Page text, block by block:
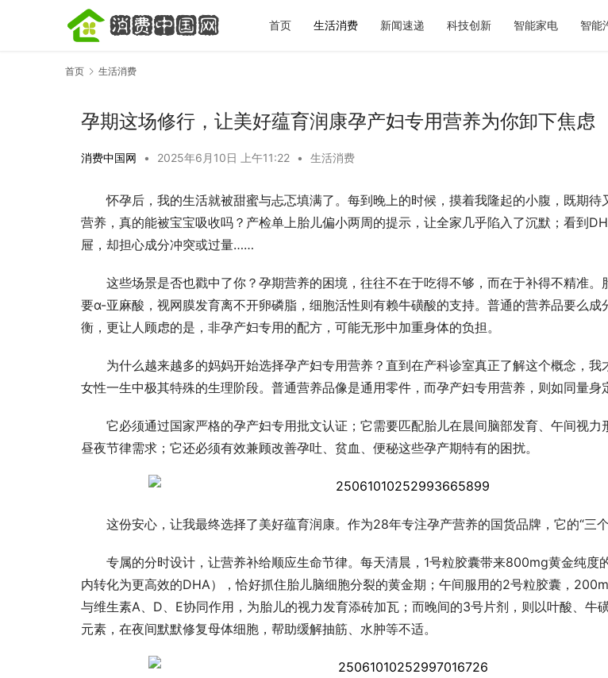
首页 生活消费 新闻速递 科技创新 智能家电 智能
首页 生活消费
孕期这场修行，让美好蕴育润康孕产妇专用营养为你卸下焦虑
消费中国网 • 2025年6月10日 上午11:22 • 生活消费
怀孕后，我的生活就被甜蜜与忐忑填满了。每到晚上的时候，摸着我隆起的小腹，既期待
营养，真的能被宝宝吸收吗？产检单上胎儿偏小两周的提示，让全家几乎陷入了沉默；看到
屉，却担心成分冲突或过量……
这些场景是否也戳中了你？孕期营养的困境，往往不在于吃得不够，而在于补得不精准。
要α-亚麻酸，视网膜发育离不开卵磷脂，细胞活性则有赖牛磺酸的支持。普通的营养品要么成
衡，更让人顾虑的是，非孕产妇专用的配方，可能无形中加重身体的负担。
为什么越来越多的妈妈开始选择孕产妇专用营养？直到在产科诊室真正了解这个概念，我
女性一生中极其特殊的生理阶段。普通营养品像是通用零件，而孕产妇专用营养，则如同量身
它必须通过国家严格的孕产妇专用批文认证；它需要匹配胎儿在晨间脑部发育、午间视力
昼夜节律需求；它还必须有效兼顾改善孕吐、贫血、便秘这些孕产期特有的困扰。
这份安心，让我最终选择了美好蕴育润康。作为28年专注孕产营养的国货品牌，它的“三个
专属的分时设计，让营养补给顺应生命节律。每天清晨，1号粒胶囊带来800mg黄金纯度
内转化为更高效的DHA），恰好抓住胎儿脑细胞分裂的黄金期；午间服用的2号粒胶囊，
与维生素A、D、E协同作用，为胎儿的视力发育添砖加瓦；而晚间的3号片剂，则以叶酸、牛
元素，在夜间默默修复母体细胞，帮助缓解抽筋、水肿等不适。
2026青岛大码婚纱摄影选型参考：玛格摄
影的服务模式与价格体系
2026青岛显
的专属方案